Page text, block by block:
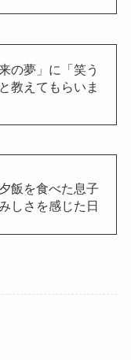
の夢」に「笑う
教えてもらいま
飯を食べた息子
しさを感じた日